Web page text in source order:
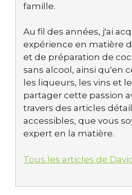
famille.
Au fil des années, j'ai
expérience en matière
et de préparation de
sans alcool, ainsi qu'en
les liqueurs, les vins et
partager cette passion
travers des articles
accessibles, que vous
expert en la matière.
Tous les articles de